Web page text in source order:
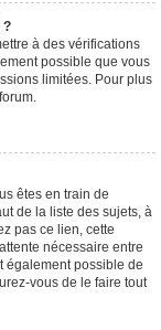
?
à des vérifications
possible que vous
limitées. Pour plus
êtes en train de
de la liste des sujets, à
pas ce lien, cette
nécessaire entre
également possible de
vous de le faire tout